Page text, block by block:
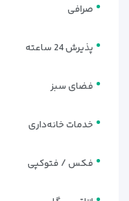
صرافی
پذیرش 24 ساعته
فضای سبز
خدمات خانه‌داری
فکس / فتوکپی